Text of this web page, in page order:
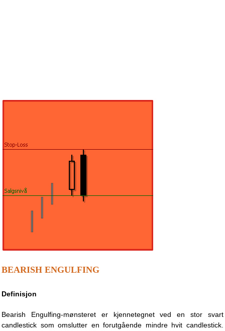
BEARISH ENGULFING
Definisjon
Bearish Engulfing-mønsteret er kjennetegnet ved en stor svart
candlestick som omslutter en forutgående mindre hvit candlestick.